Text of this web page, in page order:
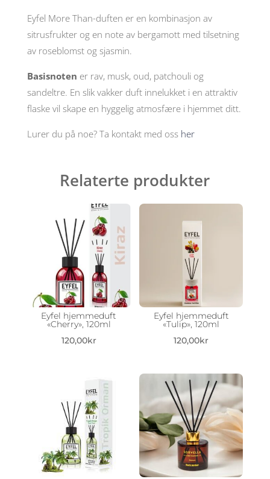
Eyfel More Than-duften er en kombinasjon av
sitrusfrukter og en note av bergamott med tilsetning
av roseblomst og sjasmin.
Basisnoten er rav, musk, oud, patchouli og
sandeltre. En slik vakker duft innelukket i en attraktiv
flaske vil skape en hyggelig atmosfære i hjemmet ditt.
Lurer du på noe? Ta kontakt med oss her
Relaterte produkter
Eyfel hjemmeduft
«Cherry», 120ml
120,00kr
Eyfel hjemmeduft
«Tulip», 120ml
120,00kr